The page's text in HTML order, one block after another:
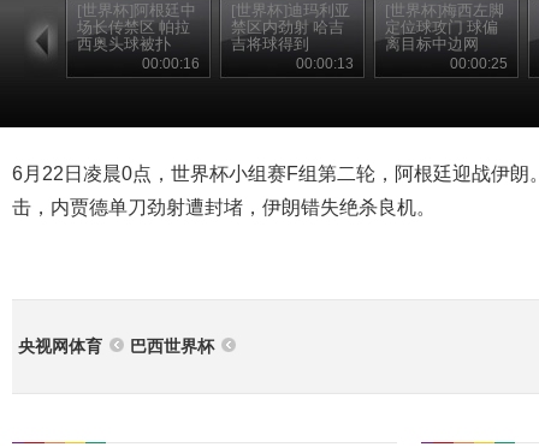
[世界杯]阿根廷中
场长传禁区 帕拉
西奥头球被扑
00:00:16
[世界杯]迪玛利亚
禁区内劲射 哈吉
吉将球得到
00:00:13
[世界杯]梅西左脚
定位球攻门 球偏
离目标中边网
00:00:25
6月22日凌晨0点，世界杯小组赛F组第二轮，阿根廷迎战伊朗
击，内贾德单刀劲射遭封堵，伊朗错失绝杀良机。
央视网体育 巴西世界杯